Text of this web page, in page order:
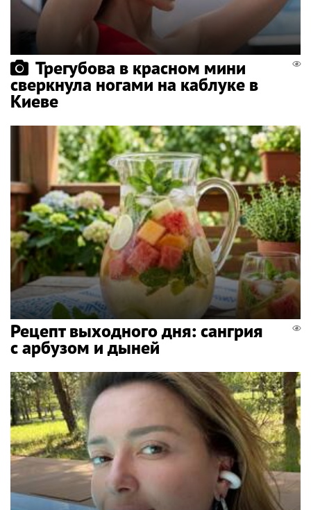
Трегубова в красном мини
сверкнула ногами на каблуке в
Киеве
Рецепт выходного дня: сангрия
с арбузом и дыней